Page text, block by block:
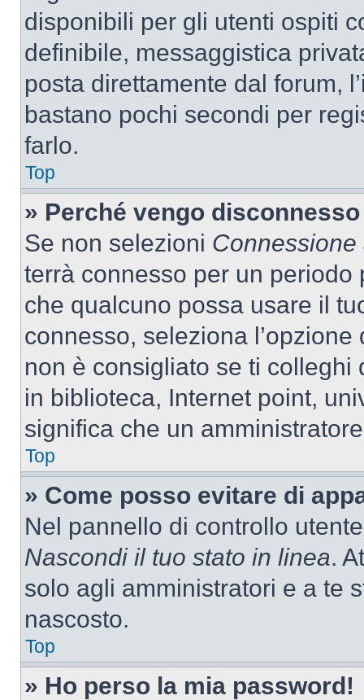
disponibili per gli utenti ospiti
definibile, messaggistica
posta direttamente dal forum,
bastano pochi secondi per
farlo.
Top
» Perché vengo
Se non selezioni
terrà connesso per un
che qualcuno possa usare il
connesso, seleziona
non è consigliato se ti
in biblioteca, Internet point,
significa che un
Top
» Come posso evitare di
Nel pannello di controllo
Nascondi il tuo stato in linea.
solo agli amministratori e a te
nascosto.
Top
» Ho perso la mia password!